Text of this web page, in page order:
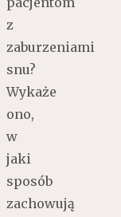
z
zaburzeniami
snu?
Wykaże
ono,
w
jaki
sposób
zachowują